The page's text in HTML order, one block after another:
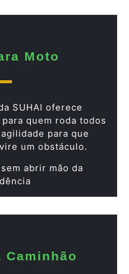
Moto
SUHAI oferece
quem roda todos
para que
um obstáculo.
abrir mão da
Caminhão